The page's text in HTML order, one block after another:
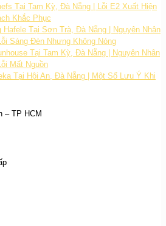
Tại Tam Kỳ, Đà Nẵng | Lỗi E2 Xuất Hiện
Khắc Phục
Tại Sơn Trà, Đà Nẵng | Nguyên Nhân
Sáng Đèn Nhưng Không Nóng
Tại Tam Kỳ, Đà Nẵng | Nguyên Nhân
Mất Nguồn
Tại Hội An, Đà Nẵng | Một Số Lưu Ý Khi
– TP HCM